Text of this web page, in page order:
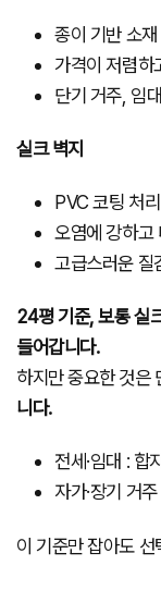
종이 기반 소재
가격이 저렴하
단기 거주, 임
실크 벽지
PVC 코팅 처리
오염에 강하고
고급스러운 질
24평 기준, 보통 실
들어갑니다.
하지만 중요한 것은
니다.
전세·임대 :
자가·장기 거
이 기준만 잡아도